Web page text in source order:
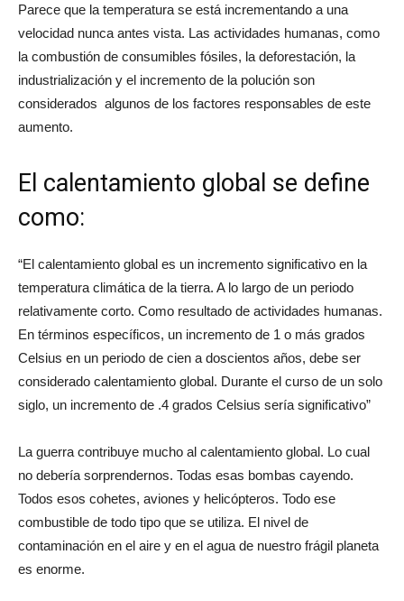
Parece que la temperatura se está incrementando a una
velocidad nunca antes vista. Las actividades humanas, como
la combustión de consumibles fósiles, la deforestación, la
industrialización y el incremento de la polución son
considerados algunos de los factores responsables de este
aumento.
El calentamiento global se define
como:
“El calentamiento global es un incremento significativo en la
temperatura climática de la tierra. A lo largo de un periodo
relativamente corto. Como resultado de actividades humanas.
En términos específicos, un incremento de 1 o más grados
Celsius en un periodo de cien a doscientos años, debe ser
considerado calentamiento global. Durante el curso de un solo
siglo, un incremento de .4 grados Celsius sería significativo”
La guerra contribuye mucho al calentamiento global. Lo cual
no debería sorprendernos. Todas esas bombas cayendo.
Todos esos cohetes, aviones y helicópteros. Todo ese
combustible de todo tipo que se utiliza. El nivel de
contaminación en el aire y en el agua de nuestro frágil planeta
es enorme.